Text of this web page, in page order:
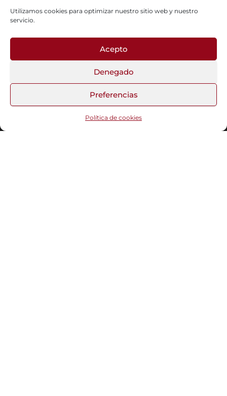
Utilizamos cookies para optimizar nuestro sitio web y nuestro
servicio.
Acepto
Denegado
Preferencias
Política de cookies
Fotos del Blog
Funciona gracias aWordPress |Tema:Head Blog